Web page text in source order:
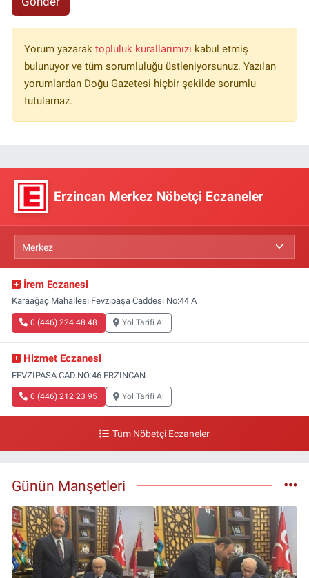
Yorum yazarak topluluk kurallarımızı kabul etmiş
bulunuyor ve tüm sorumluluğu üstleniyorsunuz. Yazılan
yorumlardan Doğu Gazetesi hiçbir şekilde sorumlu
tutulamaz.
Erzincan Merkez Nöbetçi Eczaneler
İrem Eczanesi
Karaağaç Mahallesi Fevzipaşa Caddesi No:44 A
0 (446) 224 48 48 Yol Tarifi Al
Hizmet Eczanesi
FEVZIPASA CAD.NO:46 ERZINCAN
0 (446) 212 23 95 Yol Tarifi Al
Tüm Nöbetçi Eczaneler
Günün Manşetleri